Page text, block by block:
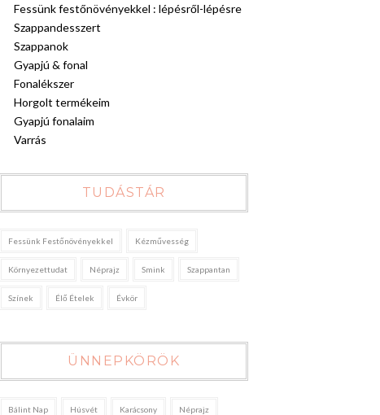
Fessünk festőnövényekkel : lépésről-lépésre
Szappandesszert
Szappanok
Gyapjú & fonal
Fonalékszer
Horgolt termékeim
Gyapjú fonalaim
Varrás
TUDÁSTÁR
Fessünk Festőnövényekkel Kézművesség
Környezettudat Néprajz Smink Szappantan
Színek Élő Ételek Évkör
ÜNNEPKÖRÖK
Bálint Nap Húsvét Karácsony Néprajz